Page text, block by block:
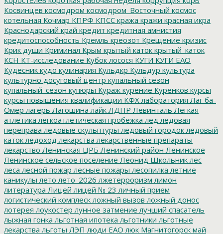
Косвинцев космодром космодром_Восточный космос
котельная Кочмар КПРФ КПСС кража кражи красная икра
Краснодарский край кредит кредитная амнистия
кредитоспособность Кремль креозот Крещение кризис
Крик души Криминал Крым крытый каток крытый_каток
КСН КТ-исследование Кубок лосося КУГИ КУГИ ЕАО
Кудесник кудо кулинария Кульдкр Кульдур культура
культурно досуговый центр купальный сезон
купальный_сезон купюры Кураж курение Куренков курсы
курсы повышения квалификации КФХ лаборатория Лаг ба-
Омер лагерь Лагошина лайк ЛДПР Левинталь Легкая
атлетика легкоатлетическая пробежка лед ледовая
переправа ледовые скульптуры ледовый городок ледовый
каток ледоход лекарства лекарственные препараты
лекарство Ленинская ЦРБ Ленинский район Ленинское
Ленинское сельское поселение Леонид Школьник лес
леса лесной пожар лесные пожары лесопилка летние
каникулы лето лето_2026 лжетерроризм лимон
литература Лицей лицей № 23 личный прием
логистический комплеск ложный вызов ложный донос
лотерея лоукостер лунное затмение лучший спасатель
лыжная гонка льготная ипотека льготники льготные
лекарства льготы ЛЭП люди ЕАО люк Магнитогорск май